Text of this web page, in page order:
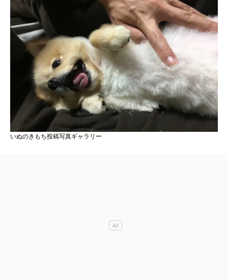
いぬのきもち投稿写真ギャラリー